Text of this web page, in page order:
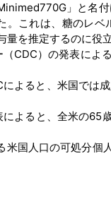
Minimed770G」と名
。これは、糖のレ
量を推定するのに役
CDC）の発表によ
によると、米国では
よると、全米の65
米国人口の可処分個